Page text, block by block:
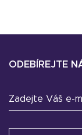
ODEBÍREJTE
Zadejte Váš e-